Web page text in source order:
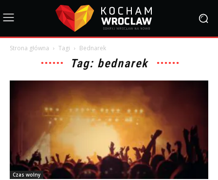
Strona główna Tagi Bednarek
Tag: bednarek
Czas wolny